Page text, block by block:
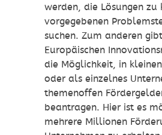
werden, die Lösungen zu
vorgegebenen
suchen. Zum anderen
Europäischen
die Möglichkeit, in
oder als einzelnes
themenoffen
beantragen. Hier ist es
mehrere Millionen